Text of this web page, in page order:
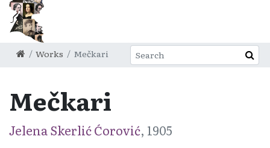
Works Mečkari
Mečkari
Jelena Skerlić Ćorović, 1905